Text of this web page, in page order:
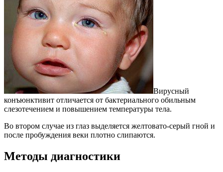
Вирусный
конъюнктивит отличается от бактериального обильным
слезотечением и повышением температуры тела.
Во втором случае из глаз выделяется желтовато-серый гной и
после пробуждения веки плотно слипаются.
Методы диагностики